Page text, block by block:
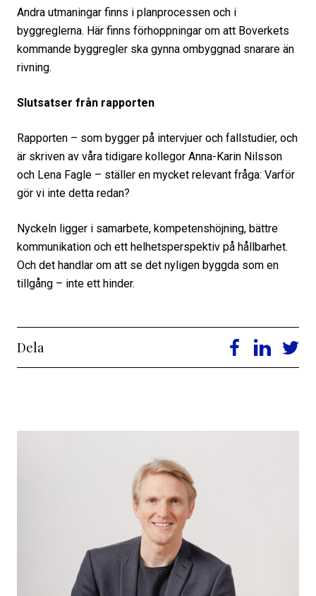
Andra utmaningar finns i planprocessen och i
byggreglerna. Här finns förhoppningar om att Boverkets
kommande byggregler ska gynna ombyggnad snarare än
rivning.
Slutsatser från rapporten
Rapporten – som bygger på intervjuer och fallstudier, och
är skriven av våra tidigare kollegor Anna-Karin Nilsson
och Lena Fagle – ställer en mycket relevant fråga: Varför
gör vi inte detta redan?
Nyckeln ligger i samarbete, kompetenshöjning, bättre
kommunikation och ett helhetsperspektiv på hållbarhet.
Och det handlar om att se det nyligen byggda som en
tillgång – inte ett hinder.
Dela